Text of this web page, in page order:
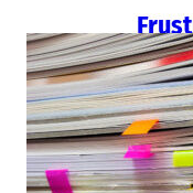
Fakta
Skåne,
Jenny
Xu,
Roos